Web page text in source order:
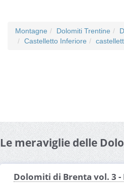
Montagne Dolomiti Trentine
Castelletto Inferiore
Le meraviglie delle
Dolomiti di Brenta vol. 3 -